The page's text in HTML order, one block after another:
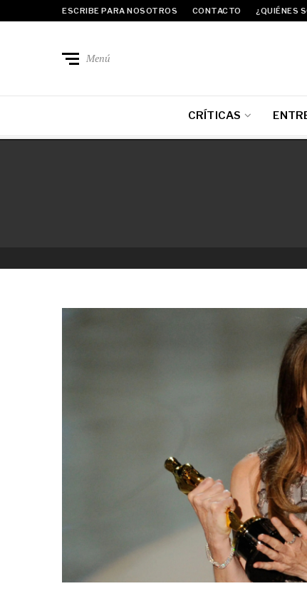
ESCRIBE PARA NOSOTROS CONTACTO ¿QUIÉNES
Menú
CRÍTICAS